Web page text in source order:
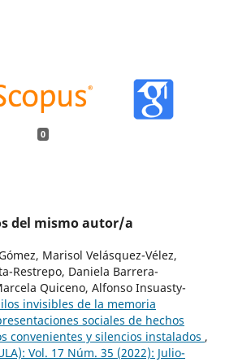
0
del mismo autor/a
Marisol Velásquez-Vélez,
Restrepo, Daniela Barrera-
Quiceno, Alfonso Insuasty-
invisibles de la memoria
sociales de hechos
convenientes y silencios instalados ,
Vol. 17 Núm. 35 (2022): Julio-